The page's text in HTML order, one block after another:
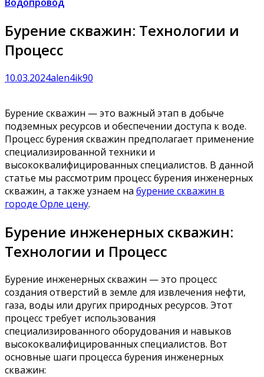
Бурение скважин: Технологии и
Процесс
10.03.2024alen4ik90
Бурение скважин — это важный этап в добыче
подземных ресурсов и обеспечении доступа к воде.
Процесс бурения скважин предполагает применение
специализированной техники и
высококвалифицированных специалистов. В данной
статье мы рассмотрим процесс бурения инженерных
скважин, а также узнаем на бурение скважин в
городе Орле цену.
Бурение инженерных скважин:
Технологии и Процесс
Бурение инженерных скважин — это процесс
создания отверстий в земле для извлечения нефти,
газа, воды или других природных ресурсов. Этот
процесс требует использования
специализированного оборудования и навыков
высококвалифицированных специалистов. Вот
основные шаги процесса бурения инженерных
скважин: